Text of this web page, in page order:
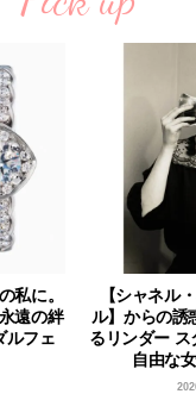
私に。
遠の絆
ルフェ
【シャネル
ル】からの誘
るリンダー ス
自由な